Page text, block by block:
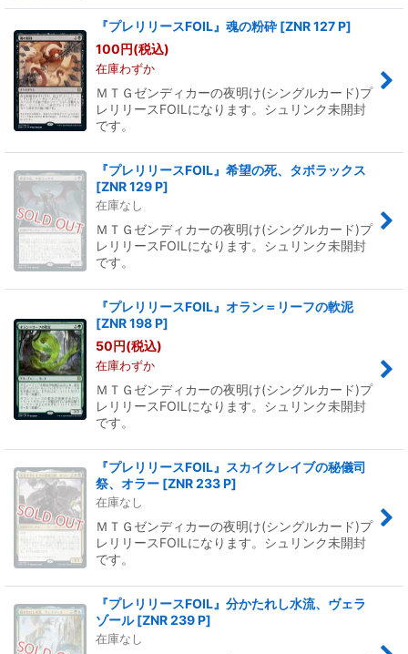
『プレリリースFOIL』魂の粉砕 [ZNR 127 P]
100円(税込)
在庫わずか
ＭＴＧゼンディカーの夜明け(シングルカード)プ
レリリースFOILになります。シュリンク未開封
です。
『プレリリースFOIL』希望の死、タボラックス
[ZNR 129 P]
在庫なし
ＭＴＧゼンディカーの夜明け(シングルカード)プ
レリリースFOILになります。シュリンク未開封
です。
『プレリリースFOIL』オラン＝リーフの軟泥
[ZNR 198 P]
50円(税込)
在庫わずか
ＭＴＧゼンディカーの夜明け(シングルカード)プ
レリリースFOILになります。シュリンク未開封
です。
『プレリリースFOIL』スカイクレイブの秘儀司
祭、オラー [ZNR 233 P]
在庫なし
ＭＴＧゼンディカーの夜明け(シングルカード)プ
レリリースFOILになります。シュリンク未開封
です。
『プレリリースFOIL』分かたれし水流、ヴェラ
ゾール [ZNR 239 P]
在庫なし